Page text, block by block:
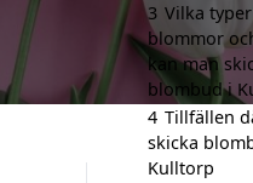
3 Vilka
blommor
kan man
blombud i
4 Tillfällen
skicka
Kulltorp